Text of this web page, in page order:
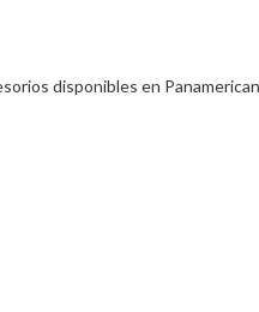
disponibles en